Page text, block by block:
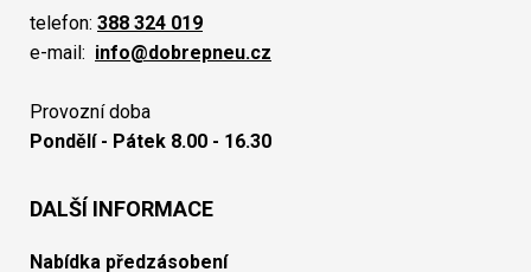
telefon: 388 324 019
e-mail: info@dobrepneu.cz
Provozní doba
Pondělí - Pátek 8.00 - 16.30
DALŠÍ INFORMACE
Nabídka předzásobení